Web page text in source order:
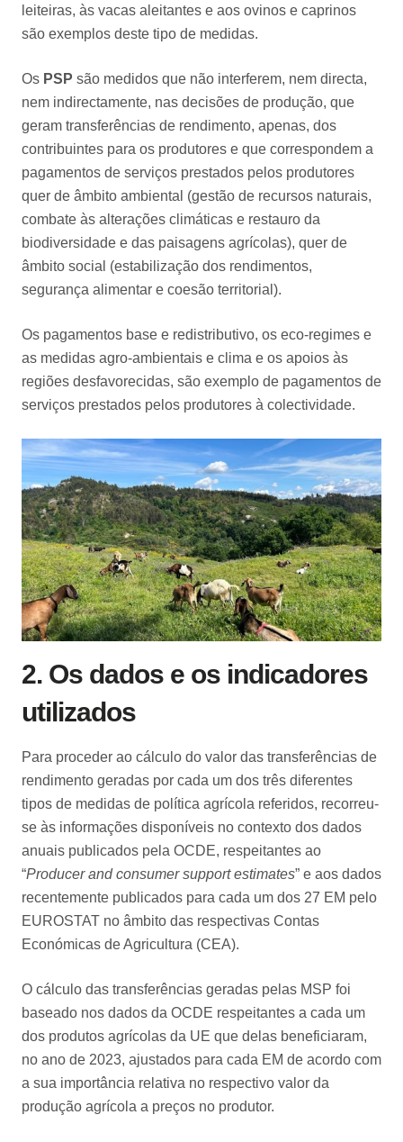
leiteiras, às vacas aleitantes e aos ovinos e caprinos
são exemplos deste tipo de medidas.
Os PSP são medidos que não interferem, nem directa,
nem indirectamente, nas decisões de produção, que
geram transferências de rendimento, apenas, dos
contribuintes para os produtores e que correspondem a
pagamentos de serviços prestados pelos produtores
quer de âmbito ambiental (gestão de recursos naturais,
combate às alterações climáticas e restauro da
biodiversidade e das paisagens agrícolas), quer de
âmbito social (estabilização dos rendimentos,
segurança alimentar e coesão territorial).
Os pagamentos base e redistributivo, os eco-regimes e
as medidas agro-ambientais e clima e os apoios às
regiões desfavorecidas, são exemplo de pagamentos de
serviços prestados pelos produtores à colectividade.
2. Os dados e os indicadores
utilizados
Para proceder ao cálculo do valor das transferências de
rendimento geradas por cada um dos três diferentes
tipos de medidas de política agrícola referidos, recorreu-
se às informações disponíveis no contexto dos dados
anuais publicados pela OCDE, respeitantes ao
“Producer and consumer support estimates” e aos dados
recentemente publicados para cada um dos 27 EM pelo
EUROSTAT no âmbito das respectivas Contas
Económicas de Agricultura (CEA).
O cálculo das transferências geradas pelas MSP foi
baseado nos dados da OCDE respeitantes a cada um
dos produtos agrícolas da UE que delas beneficiaram,
no ano de 2023, ajustados para cada EM de acordo com
a sua importância relativa no respectivo valor da
produção agrícola a preços no produtor.